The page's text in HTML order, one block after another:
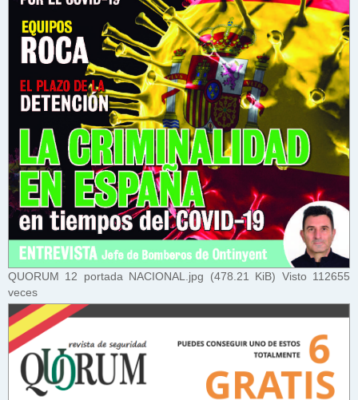
QUORUM 12 portada NACIONAL.jpg (478.21 KiB) Visto 112655
veces